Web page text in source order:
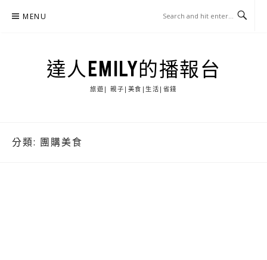
MENU
達人EMILY的播報台
旅遊| 親子|美食|生活|省錢
分類: 團購美食